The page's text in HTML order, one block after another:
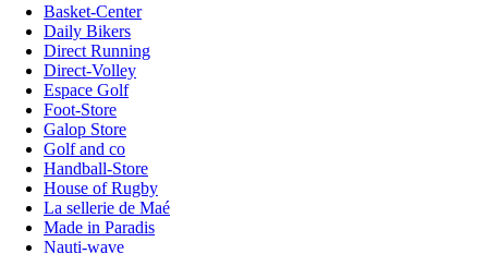
Basket-Center
Daily Bikers
Direct Running
Direct-Volley
Espace Golf
Foot-Store
Galop Store
Golf and co
Handball-Store
House of Rugby
La sellerie de Maé
Made in Paradis
Nauti-wave